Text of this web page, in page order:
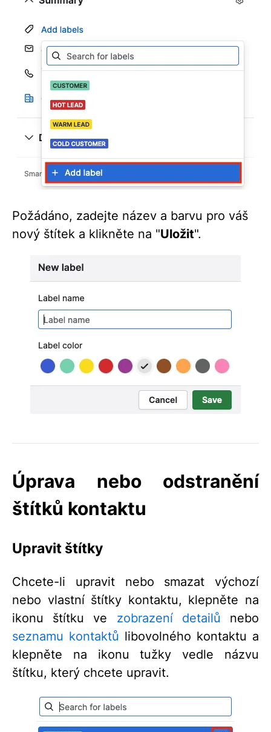
Požádáno, zadejte název a barvu pro váš
nový štítek a klikněte na "Uložit".
Úprava nebo odstranění
štítků kontaktu
Upravit štítky
Chcete-li upravit nebo smazat výchozí
nebo vlastní štítky kontaktu, klepněte na
ikonu štítku ve zobrazení detailů nebo
seznamu kontaktů libovolného kontaktu a
klepněte na ikonu tužky vedle názvu
štítku, který chcete upravit.